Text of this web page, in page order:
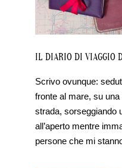
IL DIARIO DI VIAGGIO
Scrivo ovunque:
fronte al mare, su
strada, sorseggiando
all’aperto mentre
persone che mi